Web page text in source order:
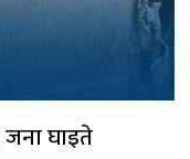
जना घाइते